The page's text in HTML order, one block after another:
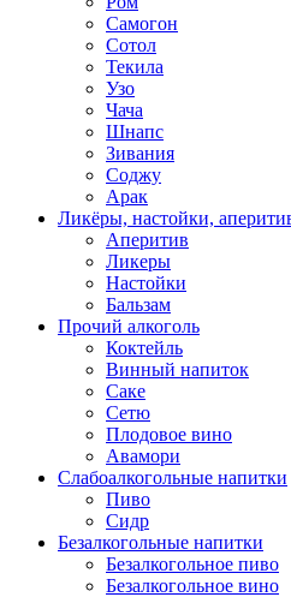
Самогон
Сотол
Текила
Узо
Чача
Шнапс
Зивания
Соджу
Арак
Ликёры, настойки,
Аперитив
Ликеры
Настойки
Бальзам
Прочий алкоголь
Коктейль
Винный напиток
Саке
Сетю
Плодовое вино
Авамори
Слабоалкогольные напитки
Пиво
Сидр
Безалкогольные напитки
Безалкогольное пиво
Безалкогольное вино